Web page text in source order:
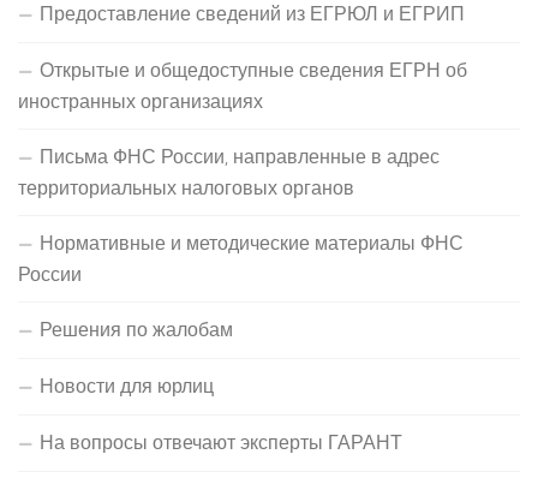
Предоставление сведений из ЕГРЮЛ и ЕГРИП
Открытые и общедоступные сведения ЕГРН об
иностранных организациях
Письма ФНС России, направленные в адрес
территориальных налоговых органов
Нормативные и методические материалы ФНС
России
Решения по жалобам
Новости для юрлиц
На вопросы отвечают эксперты ГАРАНТ